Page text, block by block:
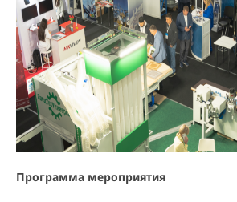
Программа мероприятия